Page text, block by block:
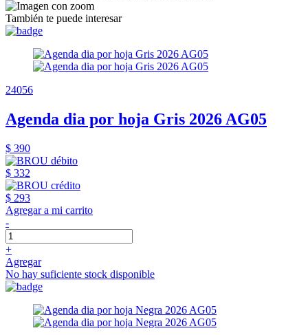
También te puede interesar
24056
Agenda dia por hoja Gris 2026 AG05
$ 390
$ 332
$ 293
Agregar a mi carrito
-
+
Agregar
No hay suficiente stock disponible